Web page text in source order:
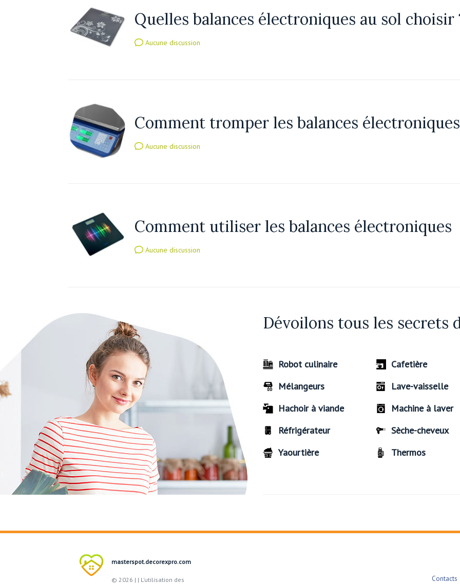
Quelles balances électroniques au sol choisir
Aucune discussion
Comment tromper les balances électroniques
Aucune discussion
Comment utiliser les balances électroniques
Aucune discussion
Dévoilons tous les secrets
Robot culinaire
Cafetière
Mélangeurs
Lave-vaisselle
Hachoir à viande
Machine à laver
Réfrigérateur
Sèche-cheveux
Yaourtière
Thermos
masterspot.decorexpro.com
© 2026 | | L'utilisation des
Contacts